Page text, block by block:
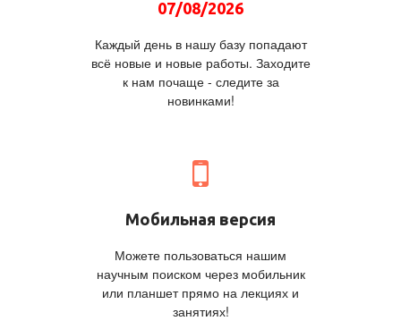
07/08/2026
Каждый день в нашу базу попадают
всё новые и новые работы. Заходите
к нам почаще - следите за
новинками!
Мобильная версия
Можете пользоваться нашим
научным поиском через мобильник
или планшет прямо на лекциях и
занятиях!